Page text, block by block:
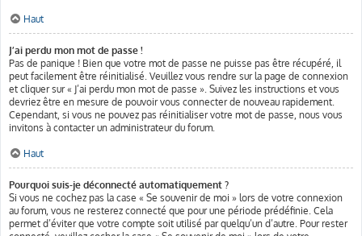
Haut
J’ai perdu mon mot de passe !
Pas de panique ! Bien que votre mot de passe ne puisse pas être récupéré, il
peut facilement être réinitialisé. Veuillez vous rendre sur la page de connexion
et cliquer sur « J’ai perdu mon mot de passe ». Suivez les instructions et vous
devriez être en mesure de pouvoir vous connecter de nouveau rapidement.
Cependant, si vous ne pouvez pas réinitialiser votre mot de passe, nous vous
invitons à contacter un administrateur du forum.
Haut
Pourquoi suis-je déconnecté automatiquement ?
Si vous ne cochez pas la case « Se souvenir de moi » lors de votre connexion
au forum, vous ne resterez connecté que pour une période prédéfinie. Cela
permet d’éviter que votre compte soit utilisé par quelqu’un d’autre. Pour rester